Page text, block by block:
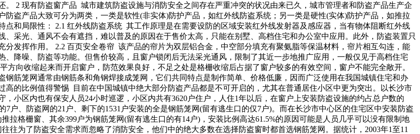
2 现有防盗窗产品 城市建筑防盗设施与消防安全之间存在严重冲突的状况由来已久，城市管理者和防盗产品生产企
盗产品大致可分为两类，一类是软性(非实体)防护产品，如红外线防盗系统；另一类是硬性(实体)防护产品，如推拉
和局限性： 2.1 红外线防盗系统 其工作原理是在需要设防的区域安装红外线发射器及感应器，当有物体阻断红外线
采光、通风不会有遮挡，难以普及的原因在于售价太高，只能在别墅、高档住宅和办公室中应用。此外，防盗装置只
发挥作用。 2.2 百页安全卷帘 该产品的帘片为双层铝合金，中空部分填充有聚氨脂等保温材料，帘片相互勾连，能
降噪、防盗等功能。但售价较高，且窗户锁闭后无法采光通风，限制了其近一步地推广应用，一般仅见于高档住宅
向收缩起来而开启窗户，防范效果良好，不足之处是格栅收缩后占据了窗户较多的有效空间，窗户不能完全敞开。
筋笼网通常由钢筋条和角钢焊接成笼网，它们共同特点是制作简单、价格低廉，因而广泛使用在我国城镇住宅和办
的比例值得警惕 目前在中国城镇中绝大部分防盗产品都是不可开启的，尤其在普通居住小区中更为突出。以长沙市
小区内也有保安人员24小时巡逻，小区内共有3620户住户，人住1年以后，在窗户上安装防盗设施的约占总户数的
7户、防盗网的21户、剩下的1531户安装的全是钢筋笼网(留有逃生口的仅7户)。而在长沙市中心区的住宅区中安装防盗
拉格栅窗、其余399户为钢筋笼网(留有逃生口的有14户)，安装比例高达61.5%的原因可能是人员几乎可以没有限制地
往为了防盗安全需求而忽略了消防安全，他们中的绝大多数在选择防盗窗时都首选钢筋笼网。据统计，2003年1至11